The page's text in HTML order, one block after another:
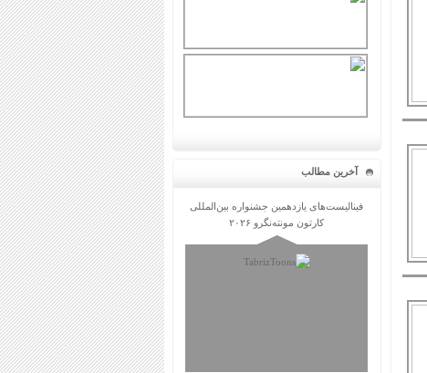
آخرین مطالب
فینالیست‌های یازدهمین جشنواره بین‌المللی
کارتون مونته‌نگرو ۲۰۲۶